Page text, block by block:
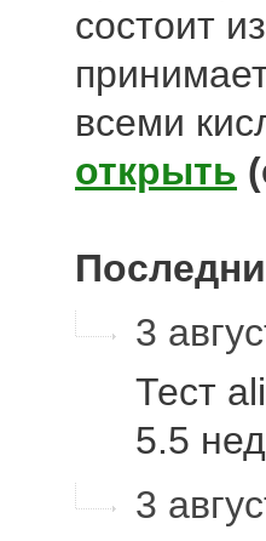
состоит
всеми
открыть
3
Тест
5.5
3